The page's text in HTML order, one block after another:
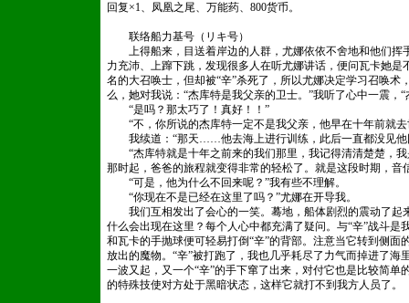
回复×1、凤凰之尾、万能药、800货币。
联络船力基号（リキ号）
上得船来，目送着岸边的人群，尤娜依依不舍地和他们挥
力充沛、上蹿下跳，发现很多人在听尤娜讲话，便问瓦卡她
名的大召唤士，但却被“辛”杀死了，所以尤娜决定学习召唤术
么，她对我说：“杰库特是我父亲的卫士。”我听了心中一震，
“是吗？那太巧了！真好！！”
“不，你所说的杰库特一定不是我父亲，他早在十年前就
我续道：“那天……他去海上进行训练，此后一直都没见他
“杰库特就是十年之前来的我们那里，我记得清清楚楚，我
那时起，爸爸的旅程就变得非常的轻松了。就是这段时期，音
“可是，他为什么不回来呢？”我有些不理解。
“你现在不是已经在这里了吗？”尤娜在开导我。
我们互相发出了会心的一笑。蓦地，船体剧烈的震动了起
什么会出现在这里？每个人心中都充满了疑问。与“辛”战斗
和瓦卡的手抛球便可轻易打倒“辛”的背部。注意当它转到侧
放出的魔物。“辛”被打跑了，我也几乎耗尽了力气而掉进了
一波又起，又一个“辛”的手下窜了出来，对付它也是比较简
的特殊技使对方处于黑暗状态，这样它就打不到我方人员了。